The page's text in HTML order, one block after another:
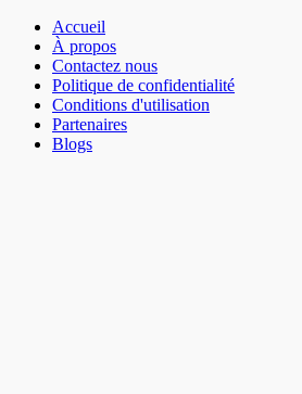
Accueil
À propos
Contactez nous
Politique de confidentialité
Conditions d'utilisation
Partenaires
Blogs